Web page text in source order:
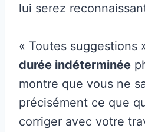
lui serez
« Toutes suggestions
durée indéterminée
montre que vous ne
précisément ce que
corriger avec votre